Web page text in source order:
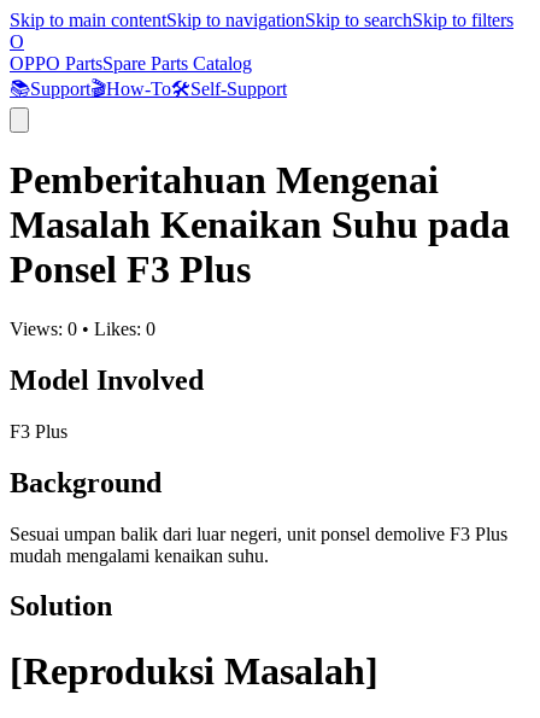
Skip to main contentSkip to navigationSkip to searchSkip to filters
O
OPPO PartsSpare Parts Catalog
📚Support🎬How-To🛠️Self-Support
Pemberitahuan Mengenai
Masalah Kenaikan Suhu pada
Ponsel F3 Plus
Views: 0 • Likes: 0
Model Involved
F3 Plus
Background
Sesuai umpan balik dari luar negeri, unit ponsel demolive F3 Plus
mudah mengalami kenaikan suhu.
Solution
[Reproduksi Masalah]